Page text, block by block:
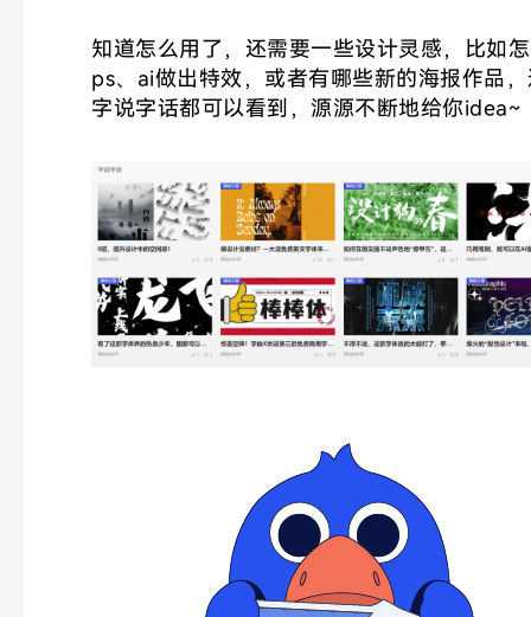
知道怎么用了，还需要一些设计灵感，比如
ps、ai做出特效，或者有哪些新的海报作品
字说字话都可以看到 ，源源不断地给你idea~